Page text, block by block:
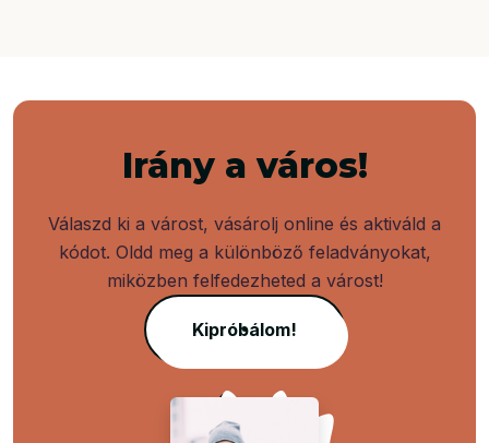
Irány a város!
Válaszd ki a várost, vásárolj online és aktiváld a
kódot. Oldd meg a különböző feladványokat,
miközben felfedezheted a várost!
Kipróbálom!